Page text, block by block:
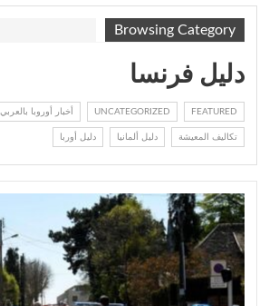
Browsing Category
دليل فرنسا
FEATURED
UNCATEGORIZED أخبار أوروبا بالعربي
تكاليف المعيشة دليل ألمانيا دليل أوربا